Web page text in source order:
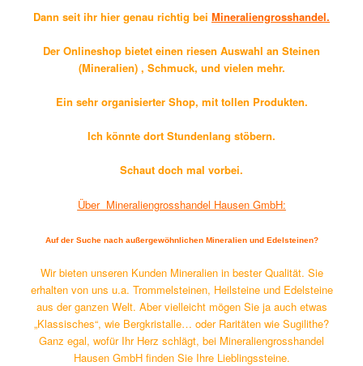
Dann seit ihr hier genau richtig bei Mineraliengrosshandel.
Der Onlineshop bietet einen riesen Auswahl an Steinen
(Mineralien) , Schmuck, und vielen mehr.
Ein sehr organisierter Shop, mit tollen Produkten.
Ich könnte dort Stundenlang stöbern.
Schaut doch mal vorbei.
Über Mineraliengrosshandel Hausen GmbH:
Auf der Suche nach außergewöhnlichen Mineralien und Edelsteinen?
Wir bieten unseren Kunden Mineralien in bester Qualität. Sie
erhalten von uns u.a. Trommelsteinen, Heilsteine und Edelsteine
aus der ganzen Welt. Aber vielleicht mögen Sie ja auch etwas
„Klassisches“, wie Bergkristalle… oder Raritäten wie Sugilithe?
Ganz egal, wofür Ihr Herz schlägt, bei Mineraliengrosshandel
Hausen GmbH finden Sie Ihre Lieblingssteine.